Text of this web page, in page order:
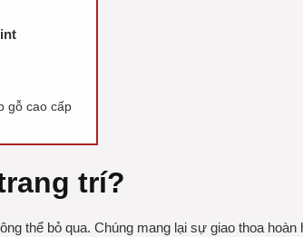
gỗ cao cấp
trí?
thể bỏ qua. Chúng mang lại sự giao thoa